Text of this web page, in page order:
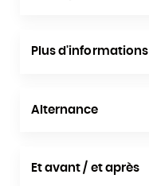
Plus d'informations
Alternance
Et avant / et après